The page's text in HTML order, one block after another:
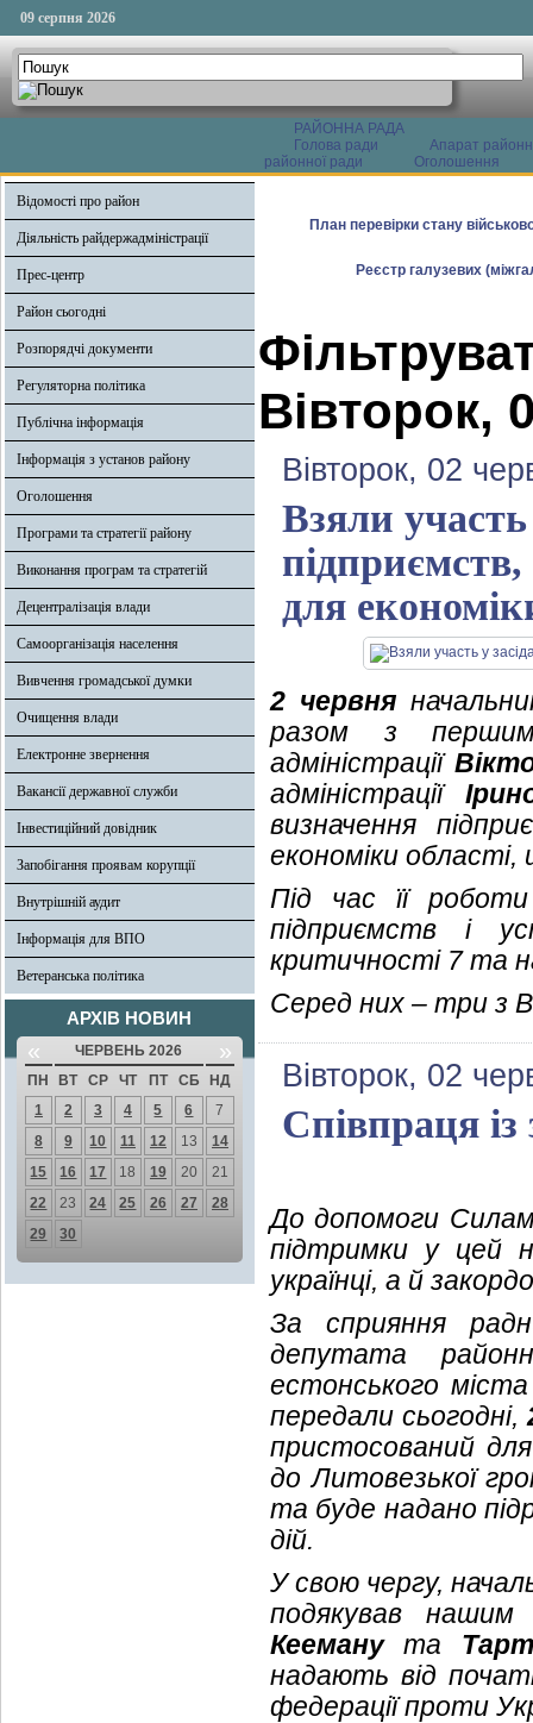
09 серпня 2026
РАЙОННА РАДА
Голова ради
Апарат
районної ради
Оголошення
Відомості про район
Діяльність райдержадміністрації
Прес-центр
Район сьогодні
Розпорядчі документи
Регуляторна політика
Публічна інформація
Інформація з установ району
Оголошення
Програми та стратегії району
Виконання програм та стратегій
Децентралізація влади
Самоорганізація населення
Вивчення громадської думки
Очищення влади
Електронне звернення
Вакансії державної служби
Інвестиційний довідник
Запобігання проявам корупції
Внутрішній аудит
Інформація для ВПО
Ветеранська політика
АРХІВ НОВИН
« ЧЕРВЕНЬ 2026 »
ПН ВТ СР ЧТ ПТ СБ
НД
1
2 3 4 5 6
7
8
9 10 11 12 13
14
15
16 17 18 19 20
21
22
23 24 25 26 27
28
29
30
План перевірки стану
Реєстр галузевих
Вівторок,
Вівторок, 02
Взяли участь
для
2 червня
разом з першим
адміністрації
адміністрації
визначення
економіки
Під час її
підприємств і
критичності 7 та
Серед них – три з
Вівторок, 02
Співпраця
До допомоги
підтримки у цей
українці, а й
За сприяння
депутата
естонського
передали сьогодні,
пристосований
до Литовезької
та буде надано
дій.
У свою чергу,
подякував
Кееманута
надають від
федерації проти